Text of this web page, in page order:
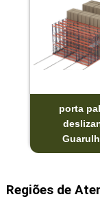
porta
Regiões de